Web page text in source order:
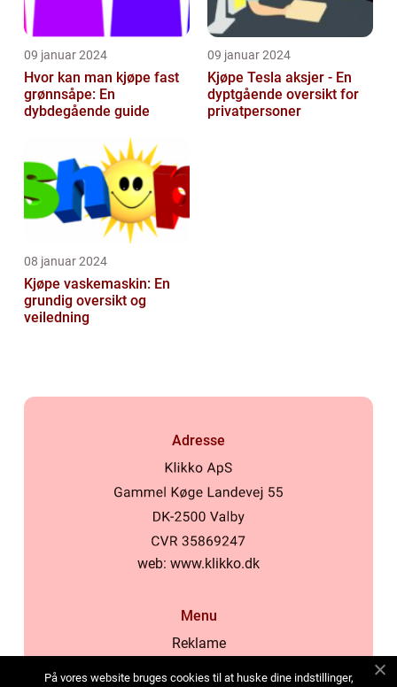
09 januar 2024
Hvor kan man kjøpe fast
grønnsåpe: En
dybdegående guide
09 januar 2024
Kjøpe Tesla aksjer - En
dyptgående oversikt for
privatpersoner
08 januar 2024
Kjøpe vaskemaskin: En
grundig oversikt og
veiledning
Adresse
web: www.klikko.dk
Menu
Reklame
På vores website bruges cookies til at huske dine indstillinger,